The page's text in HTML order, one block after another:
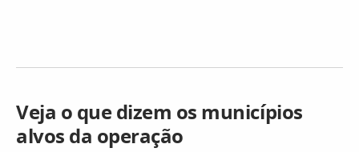
Veja o que dizem os municípios
alvos da operação